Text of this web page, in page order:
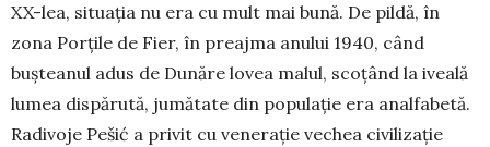
XX-lea, situaţia nu era cu mult mai bună. De pildă, în
zona Porţile de Fier, în preaj­ma anului 1940, când
buşteanul adus de Dunăre lo­vea malul, sco­ţând la iveală
lumea dispărută, ju­mătate din populaţie era analfabetă.
Radivoje Pešić a privit cu veneraţie vechea civilizaţie